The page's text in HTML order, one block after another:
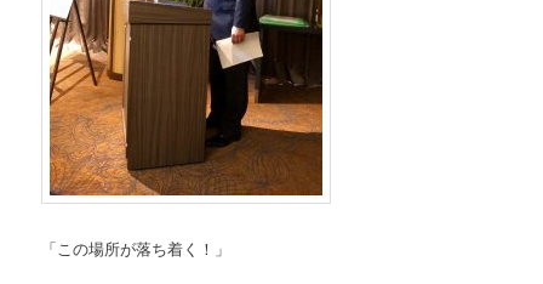
「この場所が落ち着く！」